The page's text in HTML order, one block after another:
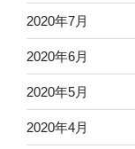
2020年7月
2020年6月
2020年5月
2020年4月